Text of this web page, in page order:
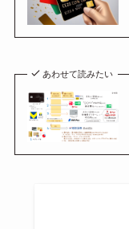
あわせて読みたい